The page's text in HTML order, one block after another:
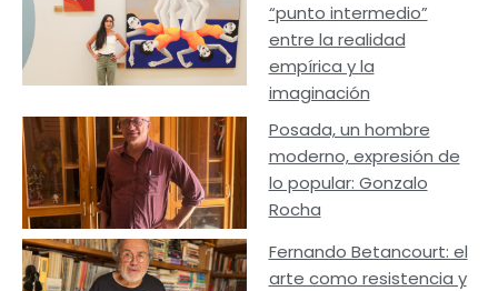
“punto intermedio”
entre la realidad
empírica y la
imaginación
Posada, un hombre
moderno, expresión de
lo popular: Gonzalo
Rocha
Fernando Betancourt: el
arte como resistencia y